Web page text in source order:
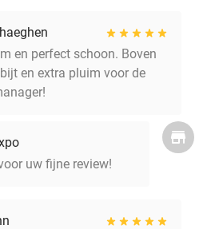
en perfect schoon. Boven
en extra pluim voor de
uw fijne review!